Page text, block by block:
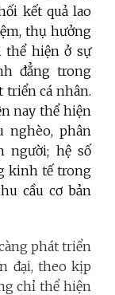
kết quả lao
thụ hưởng
thể hiện ở sự
đẳng trong
triển cá nhân.
nay thể hiện
nghèo, phân
người; hệ số
kinh tế trong
cầu cơ bản
phát triển
đại, theo kịp
chỉ thể hiện